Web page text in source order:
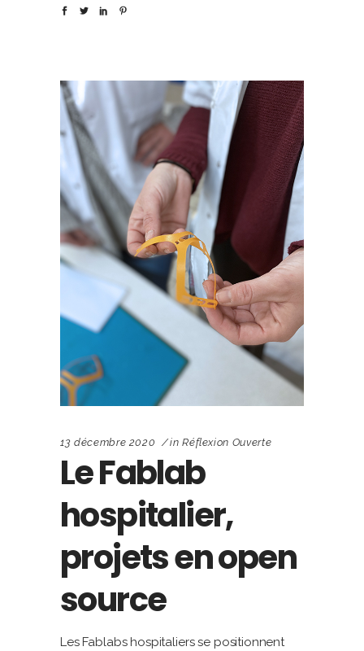
13 décembre 2020 in Réflexion Ouverte
Le Fablab
hospitalier,
projets en open
source
Les Fablabs hospitaliers se positionnent